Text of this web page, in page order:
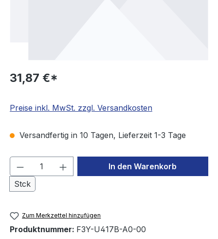
31,87 €*
Preise inkl. MwSt. zzgl. Versandkosten
Versandfertig in 10 Tagen, Lieferzeit 1-3 Tage
Produkt Anzahl: Gib den
Stck
In den Warenkorb
Zum Merkzettel hinzufügen
Produktnummer: F3Y-U417B-A0-00